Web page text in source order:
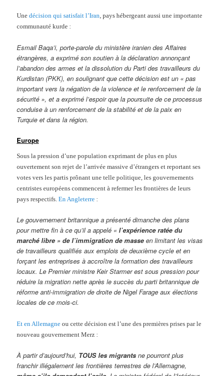
Unedécision qui satisfait l’Iran, pays hébergeant aussi une importante
communauté kurde :
Esmail Baqa’i, porte-parole du ministère iranien des Affaires
étrangères, a exprimé son soutien à la déclaration annonçant
l’abandon des armes et la dissolution du Parti des travailleurs du
Kurdistan (PKK), en soulignant que cette décision est un « pas
important vers la négation de la violence et le renforcement de la
sécurité », et a exprimé l’espoir que la poursuite de ce processus
conduise à un renforcement de la stabilité et de la paix en
Turquie et dans la région.
Europe
Sous la pression d’une population exprimant de plus en plus
ouvertement son rejet de l’arrivée massive d’étrangers et reportant ses
votes vers les partis prônant une telle politique, les gouvernements
centristes européens commencent à refermer les frontières de leurs
pays respectifs.En Angleterre :
Le gouvernement britannique a présenté dimanche des plans
pour mettre fin à ce qu’il a appelé «l’expérience ratée du
marché libre » de l’immigration de masse en limitant les visas
de travailleurs qualifiés aux emplois de deuxième cycle et en
forçant les entreprises à accroître la formation des travailleurs
locaux. Le Premier ministre Keir Starmer est sous pression pour
réduire la migration nette après le succès du parti britannique de
réforme anti-immigration de droite de Nigel Farage aux élections
locales de ce mois-ci.
Et en Allemagne ou cette décision est l’une des premières prises par le
nouveau gouvernement Merz :
À partir d’aujourd’hui, TOUS les migrants ne pourront plus
franchir illégalement les frontières terrestres de l’Allemagne,